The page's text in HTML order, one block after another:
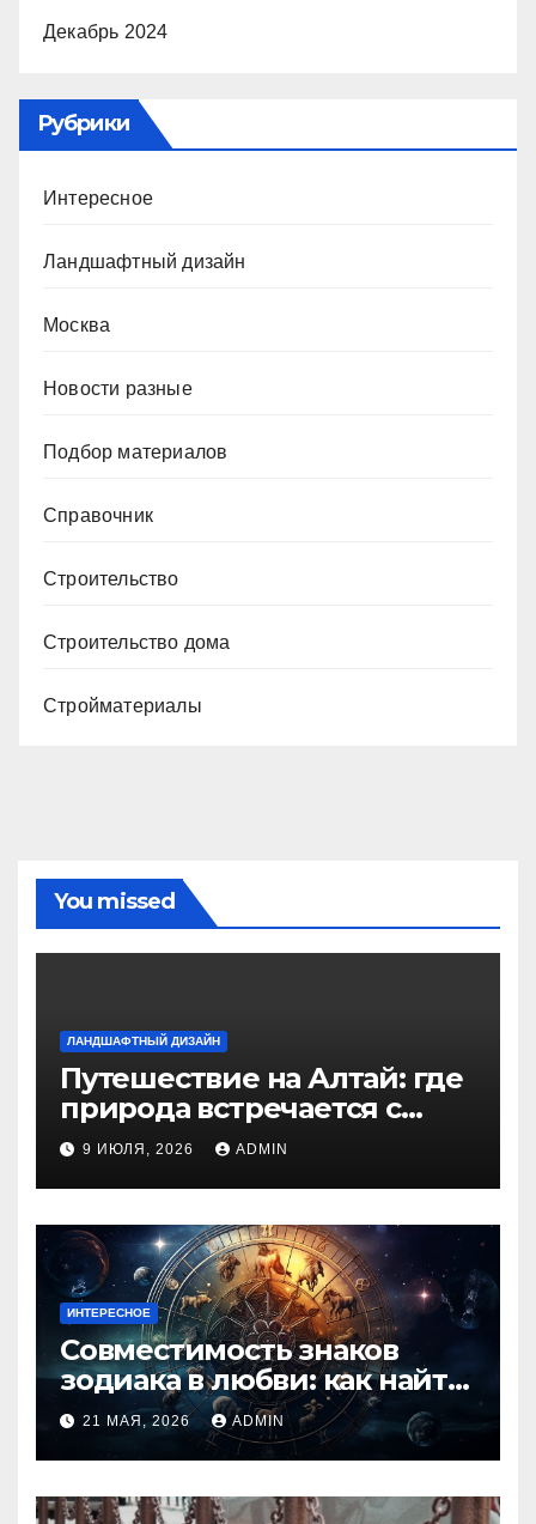
Декабрь 2024
Рубрики
Интересное
Ландшафтный дизайн
Москва
Новости разные
Подбор материалов
Справочник
Строительство
Строительство дома
Стройматериалы
You missed
ЛАНДШАФТНЫЙ ДИЗАЙН
Путешествие на Алтай: где
природа встречается с
духом приключений
9 ИЮЛЯ, 2026 ADMIN
ИНТЕРЕСНОЕ
Совместимость знаков
зодиака в любви: как найти
идеальную пару и
избежать конфликтов
21 МАЯ, 2026 ADMIN